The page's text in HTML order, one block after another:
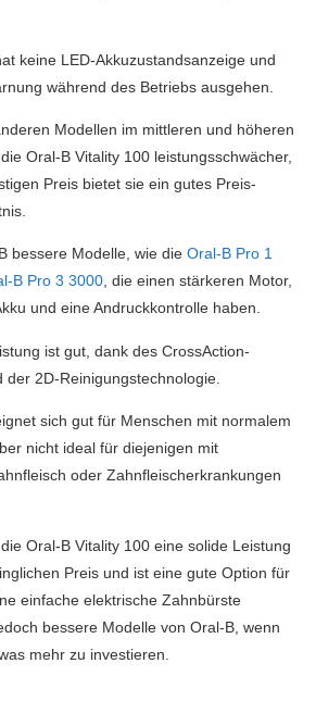
keine LED-Akkuzustandsanzeige und
während des Betriebs ausgehen.
Modellen im mittleren und höheren
Oral-B Vitality 100 leistungsschwächer,
Preis bietet sie ein gutes Preis-
bessere Modelle, wie die Oral-B Pro 1
B Pro 3 3000, die einen stärkeren Motor,
und eine Andruckkontrolle haben.
ist gut, dank des CrossAction-
der 2D-Reinigungstechnologie.
sich gut für Menschen mit normalem
nicht ideal für diejenigen mit
oder Zahnfleischerkrankungen
Oral-B Vitality 100 eine solide Leistung
Preis und ist eine gute Option für
einfache elektrische Zahnbürste
bessere Modelle von Oral-B, wenn
mehr zu investieren.